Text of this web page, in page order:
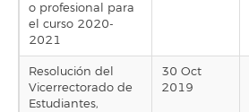
o profesional para
el curso 2020-
2021
Resolución del
Vicerrectorado de
Estudiantes,
30 Oct
2019